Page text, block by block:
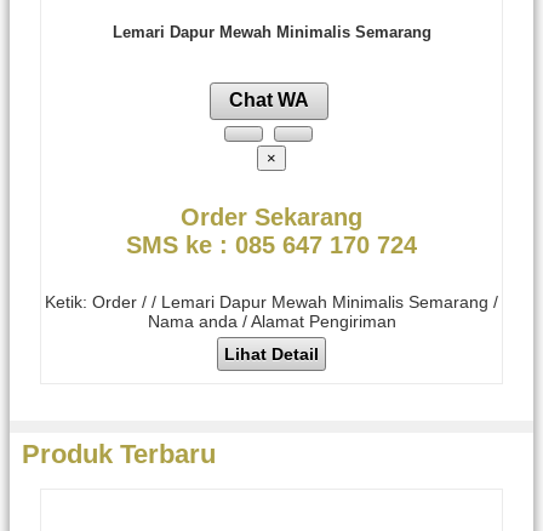
Lemari Dapur Mewah Minimalis Semarang
Chat WA
×
Order Sekarang
SMS ke : 085 647 170 724
Ketik: Order / / Lemari Dapur Mewah Minimalis Semarang /
Nama anda / Alamat Pengiriman
Lihat Detail
Produk Terbaru